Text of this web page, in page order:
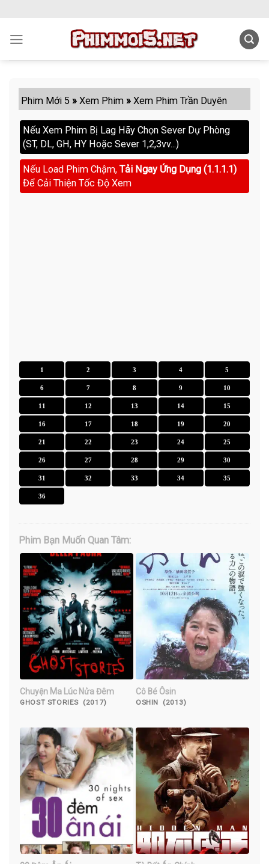
content
Phim Mới 5 »Xem Phim »Xem Phim Trần Duyên
Nếu Xem Phim Bị Lag Hãy Chọn Sever Dự Phòng
(ST, DL, GH, HY Hoặc Sever 1,2,3vv...)
Nếu Load Phim Chậm, Tải Ngay Ứng Dụng (1.1.1.1)
Để Cải Thiện Tốc Độ Xem
1 2 3 4 5
6 7 8 9 10
11 12 13 14 15
16 17 18 19 20
21 22 23 24 25
26 27 28 29 30
31 32 33 34 35
36
Phim Bạn Muốn Quan Tâm:
Chuyện Ma Lúc Nửa Đêm
GHOST STORIES (2017)
Cô Bé Ôsin
OSHIN (2013)